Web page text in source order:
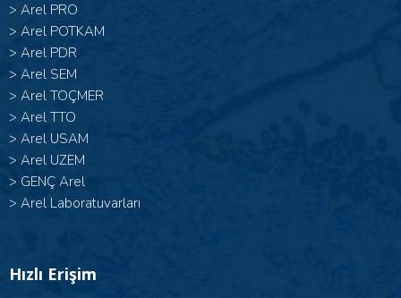
> Arel PRO
> Arel POTKAM
> Arel PDR
> Arel SEM
> Arel TOÇMER
> Arel TTO
> Arel USAM
> Arel UZEM
> GENÇ Arel
> Arel Laboratuvarları
Hızlı Erişim